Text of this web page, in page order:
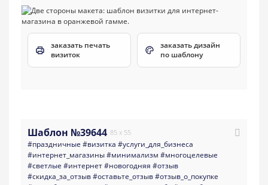
заказать печать
визиток
заказать дизайн
по шаблону
Шаблон №39644 85 x 55
#праздничные #визитка #услуги_для_бизнеса
#интернет_магазины#минимализм #многоцелевые
#светлые #интернет#новогодняя #отзыв
#скидка_за_отзыв#оставьте_отзыв#отзыв_о_покупке